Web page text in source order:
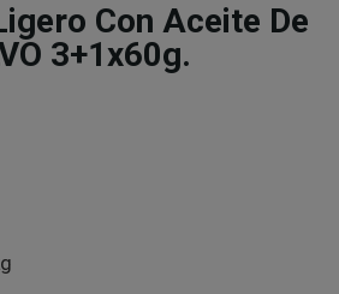
Con Aceite De
3+1x60g.